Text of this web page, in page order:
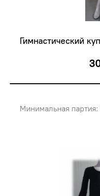
Гимнастический
Минимальная партия: